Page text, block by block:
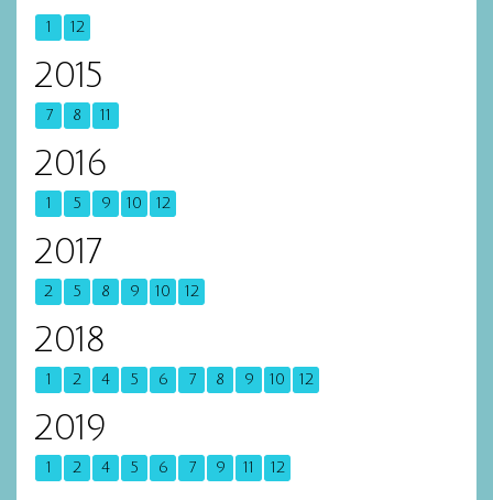
1 12
2015
7 8 11
2016
1 5 9 10 12
2017
2 5 8 9 10 12
2018
1 2 4 5 6 7 8 9 10 12
2019
1 2 4 5 6 7 9 11 12